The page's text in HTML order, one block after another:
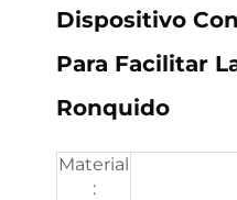
Dispositivo
Para Facilitar
Ronquido
Material
: